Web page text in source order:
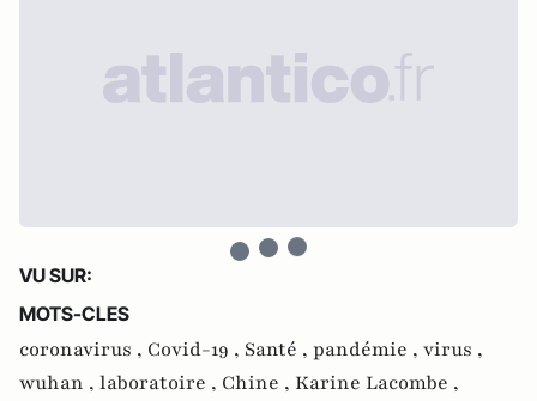
VU SUR:
MOTS-CLES
coronavirus , Covid-19 , Santé , pandémie , virus ,
wuhan , laboratoire , Chine , Karine Lacombe ,